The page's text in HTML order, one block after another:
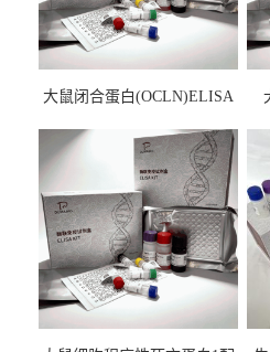
大鼠闭合蛋白(OCLN)ELISA